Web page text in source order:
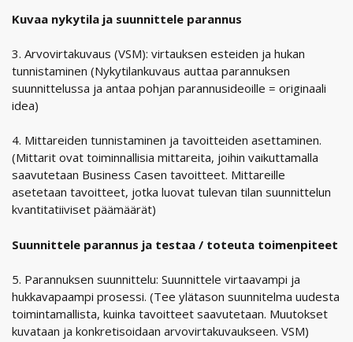
Kuvaa nykytila ja suunnittele parannus
3. Arvovirtakuvaus (VSM): virtauksen esteiden ja hukan
tunnistaminen (Nykytilankuvaus auttaa parannuksen
suunnittelussa ja antaa pohjan parannusideoille = originaali
idea)
4. Mittareiden tunnistaminen ja tavoitteiden asettaminen.
(Mittarit ovat toiminnallisia mittareita, joihin vaikuttamalla
saavutetaan Business Casen tavoitteet. Mittareille
asetetaan tavoitteet, jotka luovat tulevan tilan suunnittelun
kvantitatiiviset päämäärät)
Suunnittele parannus ja testaa / toteuta toimenpiteet
5. Parannuksen suunnittelu: Suunnittele virtaavampi ja
hukkavapaampi prosessi. (Tee ylätason suunnitelma uudesta
toimintamallista, kuinka tavoitteet saavutetaan. Muutokset
kuvataan ja konkretisoidaan arvovirtakuvaukseen. VSM)